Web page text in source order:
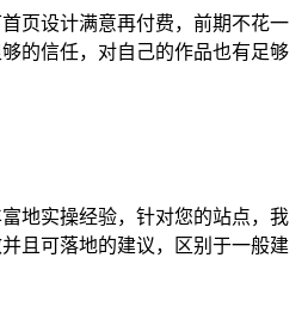
页设计满意再付费，前期不花一
的信任，对自己的作品也有足够
地实操经验，针对您的站点，我
且可落地的建议，区别于一般建